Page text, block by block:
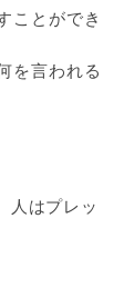
ことができ
を言われる
人はプレッ